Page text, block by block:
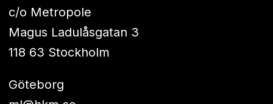
c/o Metropole
Magus Ladulåsgatan 3
118 63 Stockholm
Göteborg